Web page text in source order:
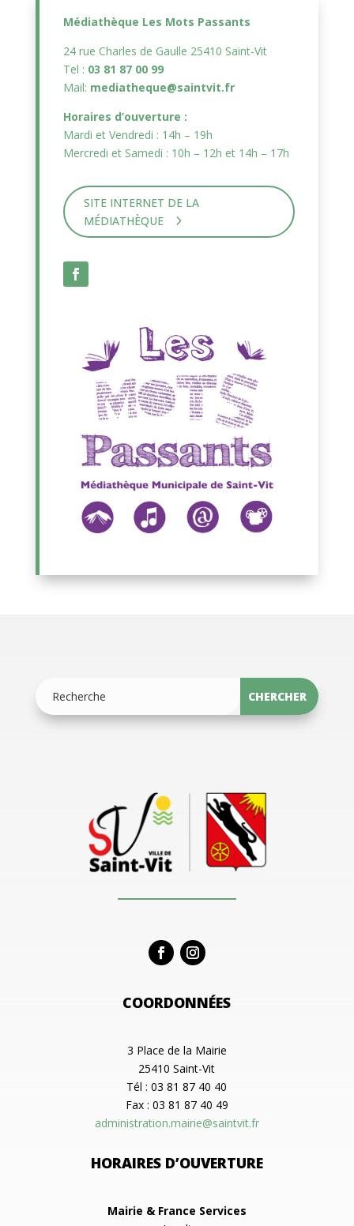
Médiathèque Les Mots Passants
24 rue Charles de Gaulle 25410 Saint-Vit
Tel : 03 81 87 00 99
Mail: mediatheque@saintvit.fr
Horaires d’ouverture :
Mardi et Vendredi : 14h – 19h
Mercredi et Samedi : 10h – 12h et 14h – 17h
SITE INTERNET DE LA
MÉDIATHÈQUE
COORDONNÉES
3 Place de la Mairie
25410 Saint-Vit
Tél : 03 81 87 40 40
Fax : 03 81 87 40 49
administration.mairie@saintvit.fr
HORAIRES D’OUVERTURE
Mairie & France Services